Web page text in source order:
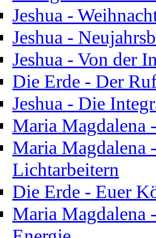
Jeshua -
Jeshua -
Jeshua - Von der
Die Erde - Der
Jeshua - Die
Maria Magdalena
Maria Magdalena
Lichtarbeitern
Die Erde - Euer
Maria Magdalena